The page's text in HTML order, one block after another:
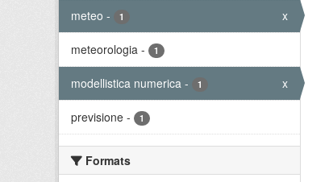
meteo - 1 x
meteorologia - 1
modellistica numerica - 1 x
previsione - 1
Formats